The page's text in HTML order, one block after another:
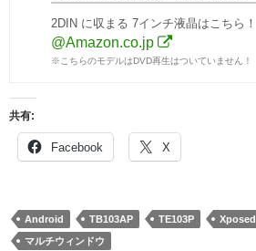
2DIN に収まる 7インチ液晶はこちら！
@Amazon.co.jp
※こちらのモデルはDVD再生はついていません！
共有:
Facebook X
Android TB103AP TE103P Xposed
マルチウィンドウ